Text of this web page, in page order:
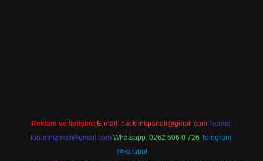
Reklam ve İletişim: E-mail: backlinkpaneli@gmail.com Teams:
forumhizmeti@gmail.com Whatsapp: 0262 606 0 726 Telegram:
@karabul